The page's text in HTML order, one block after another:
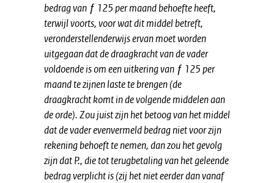
bedrag van ƒ 125 per maand behoefte heeft,
terwijl voorts, voor wat dit middel betreft,
veronderstellenderwijs ervan moet worden
uitgegaan dat de draagkracht van de vader
voldoende is om een uitkering van ƒ 125 per
maand te zijnen laste te brengen (de
draagkracht komt in de volgende middelen aan
de orde). Zou juist zijn het betoog van het middel
dat de vader evenvermeld bedrag niet voor zijn
rekening behoeft te nemen, dan zou het gevolg
zijn dat P., die tot terugbetaling van het geleende
bedrag verplicht is (zij het niet eerder dan vanaf